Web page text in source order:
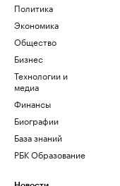
Политика
Экономика
Общество
Бизнес
Технологии и
медиа
Финансы
Биографии
База знаний
РБК Образование